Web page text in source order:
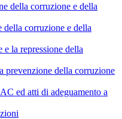
della corruzione e della
della corruzione e della
la repressione della
prevenzione della corruzione
ed atti di adeguamento a